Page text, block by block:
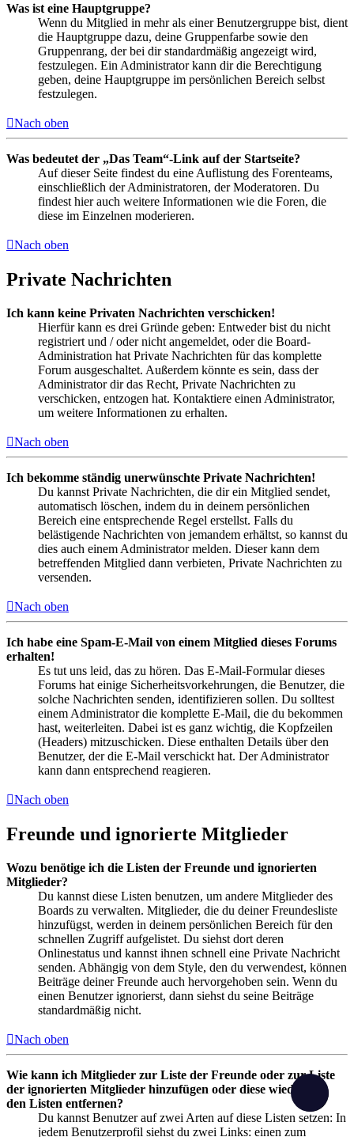
Was ist eine Hauptgruppe?
Wenn du Mitglied in mehr als einer Benutzergruppe bist, dient
die Hauptgruppe dazu, deine Gruppenfarbe sowie den
Gruppenrang, der bei dir standardmäßig angezeigt wird,
festzulegen. Ein Administrator kann dir die Berechtigung
geben, deine Hauptgruppe im persönlichen Bereich selbst
festzulegen.
Nach oben
Was bedeutet der „Das Team“-Link auf der Startseite?
Auf dieser Seite findest du eine Auflistung des Forenteams,
einschließlich der Administratoren, der Moderatoren. Du
findest hier auch weitere Informationen wie die Foren, die
diese im Einzelnen moderieren.
Nach oben
Private Nachrichten
Ich kann keine Privaten Nachrichten verschicken!
Hierfür kann es drei Gründe geben: Entweder bist du nicht
registriert und / oder nicht angemeldet, oder die Board-
Administration hat Private Nachrichten für das komplette
Forum ausgeschaltet. Außerdem könnte es sein, dass der
Administrator dir das Recht, Private Nachrichten zu
verschicken, entzogen hat. Kontaktiere einen Administrator,
um weitere Informationen zu erhalten.
Nach oben
Ich bekomme ständig unerwünschte Private Nachrichten!
Du kannst Private Nachrichten, die dir ein Mitglied sendet,
automatisch löschen, indem du in deinem persönlichen
Bereich eine entsprechende Regel erstellst. Falls du
belästigende Nachrichten von jemandem erhältst, so kannst du
dies auch einem Administrator melden. Dieser kann dem
betreffenden Mitglied dann verbieten, Private Nachrichten zu
versenden.
Nach oben
Ich habe eine Spam-E-Mail von einem Mitglied dieses Forums
erhalten!
Es tut uns leid, das zu hören. Das E-Mail-Formular dieses
Forums hat einige Sicherheitsvorkehrungen, die Benutzer, die
solche Nachrichten senden, identifizieren sollen. Du solltest
einem Administrator die komplette E-Mail, die du bekommen
hast, weiterleiten. Dabei ist es ganz wichtig, die Kopfzeilen
(Headers) mitzuschicken. Diese enthalten Details über den
Benutzer, der die E-Mail verschickt hat. Der Administrator
kann dann entsprechend reagieren.
Nach oben
Freunde und ignorierte Mitglieder
Wozu benötige ich die Listen der Freunde und ignorierten
Mitglieder?
Du kannst diese Listen benutzen, um andere Mitglieder des
Boards zu verwalten. Mitglieder, die du deiner Freundesliste
hinzufügst, werden in deinem persönlichen Bereich für den
schnellen Zugriff aufgelistet. Du siehst dort deren
Onlinestatus und kannst ihnen schnell eine Private Nachricht
senden. Abhängig von dem Style, den du verwendest, können
Beiträge deiner Freunde auch hervorgehoben sein. Wenn du
einen Benutzer ignorierst, dann siehst du seine Beiträge
standardmäßig nicht.
Nach oben
Wie kann ich Mitglieder zur Liste der Freunde oder zur Liste
der ignorierten Mitglieder hinzufügen oder diese wieder aus
den Listen entfernen?
Du kannst Benutzer auf zwei Arten auf diese Listen setzen: In
jedem Benutzerprofil siehst du zwei Links: einen zum